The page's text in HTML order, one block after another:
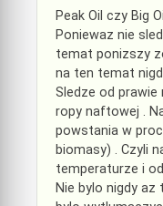
Peak Oil czy Big
Poniewaz nie
temat ponizszy
na ten temat
Sledze od
ropy naftowej .
powstania w
biomasy) . Czyli
temperaturze i
Nie bylo nigdy